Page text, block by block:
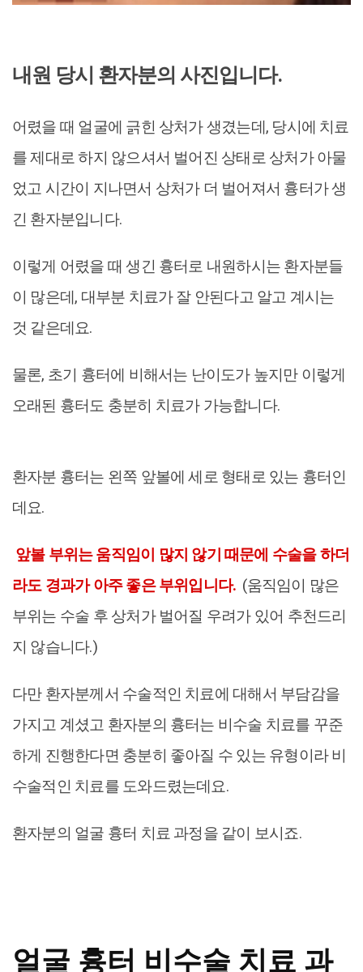
내원 당시 환자분의 사진입니다.
어렸을 때 얼굴에 긁힌 상처가 생겼는데, 당시에 치료
를 제대로 하지 않으셔서 벌어진 상태로 상처가 아물
었고 시간이 지나면서 상처가 더 벌어져서 흉터가 생
긴 환자분입니다.
이렇게 어렸을 때 생긴 흉터로 내원하시는 환자분들
이 많은데, 대부분 치료가 잘 안된다고 알고 계시는
것 같은데요.
물론, 초기 흉터에 비해서는 난이도가 높지만 이렇게
오래된 흉터도 충분히 치료가 가능합니다.
환자분 흉터는 왼쪽 앞볼에 세로 형태로 있는 흉터인
데요.
앞볼 부위는 움직임이 많지 않기 때문에 수술을 하더
라도 경과가 아주 좋은 부위입니다. (움직임이 많은
부위는 수술 후 상처가 벌어질 우려가 있어 추천드리
지 않습니다.)
다만 환자분께서 수술적인 치료에 대해서 부담감을
가지고 계셨고 환자분의 흉터는 비수술 치료를 꾸준
하게 진행한다면 충분히 좋아질 수 있는 유형이라 비
수술적인 치료를 도와드렸는데요.
환자분의 얼굴 흉터 치료 과정을 같이 보시죠.
얼굴 흉터 비수술 치료 과